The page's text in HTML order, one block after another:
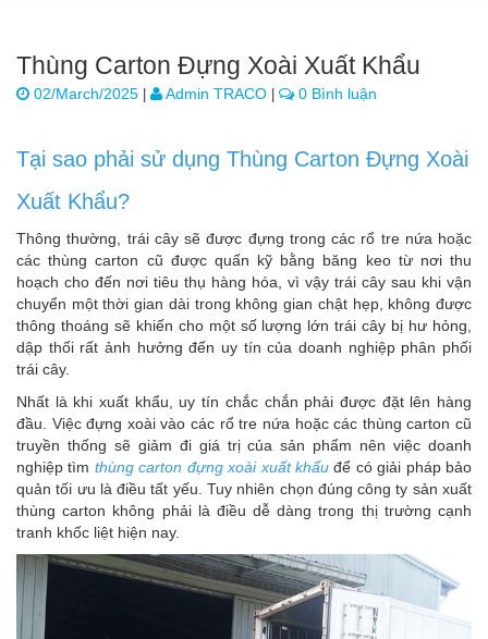
Thùng Carton Đựng Xoài Xuất Khẩu
02/March/2025 Admin TRACO 0 Bình luận
Tại sao phải sử dụng Thùng Carton Đựng Xoài
Xuất Khẩu?
Thông thường, trái cây sẽ được đựng trong các rổ tre nứa hoặc
các thùng carton cũ được quấn kỹ bằng băng keo từ nơi thu
hoạch cho đến nơi tiêu thụ hàng hóa, vì vậy trái cây sau khi vận
chuyển một thời gian dài trong không gian chật hẹp, không được
thông thoáng sẽ khiến cho một số lượng lớn trái cây bị hư hỏng,
dập thối rất ảnh hưởng đến uy tín của doanh nghiệp phân phối
trái cây.
Nhất là khi xuất khẩu, uy tín chắc chắn phải được đặt lên hàng
đầu. Việc đựng xoài vào các rổ tre nứa hoặc các thùng carton cũ
truyền thống sẽ giảm đi giá trị của sản phẩm nên việc doanh
nghiệp tìm thùng carton đựng xoài xuất khẩuđể có giải pháp bảo
quản tối ưu là điều tất yếu. Tuy nhiên chọn đúng công ty sản xuất
thùng carton không phải là điều dễ dàng trong thị trường cạnh
tranh khốc liệt hiện nay.